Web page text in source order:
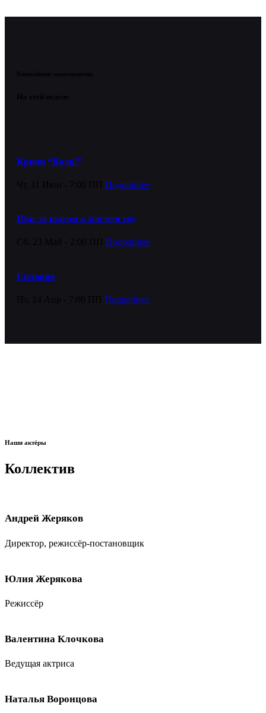
Кричи “Волк!”
Подробнее
Шаг за шагом к мастерству
Подробнее
Сильвия
Подробнее
Наши актёры
Коллектив
Андрей Жеряков
Директор, режиссёр-постановщик
Юлия Жерякова
Режиссёр
Валентина Клочкова
Ведущая актриса
Наталья Воронцова